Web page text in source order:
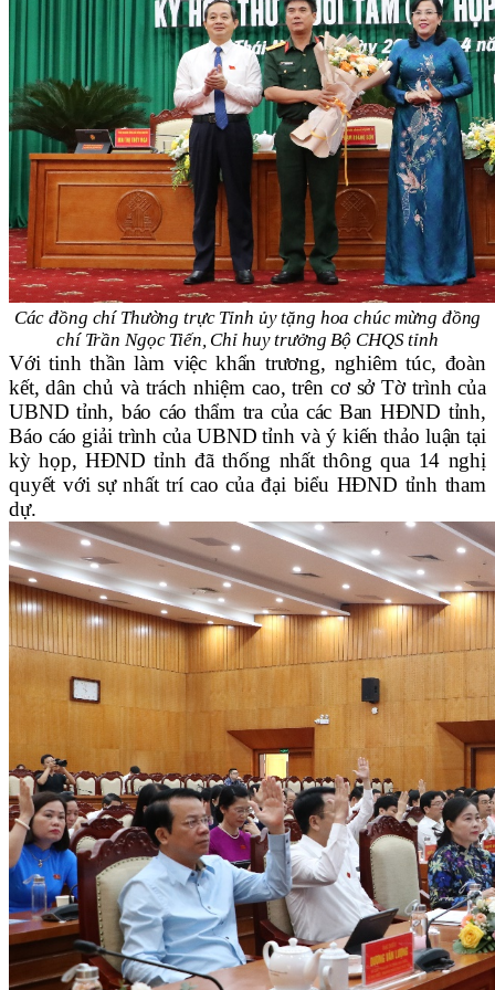
Các đồng chí Thường trực Tỉnh ủy tặng hoa chúc mừng đồng
chí Trần Ngọc Tiến, Chỉ huy trưởng Bộ CHQS tỉnh
Với tinh thần làm việc khẩn trương, nghiêm túc, đoàn
kết, dân chủ và trách nhiệm cao, trên cơ sở Tờ trình của
UBND tỉnh, báo cáo thẩm tra của các Ban HĐND tỉnh,
Báo cáo giải trình của UBND tỉnh và ý kiến thảo luận tại
kỳ họp, HĐND tỉnh đã thống nhất thông qua 14 nghị
quyết với sự nhất trí cao của đại biểu HĐND tỉnh tham
dự.